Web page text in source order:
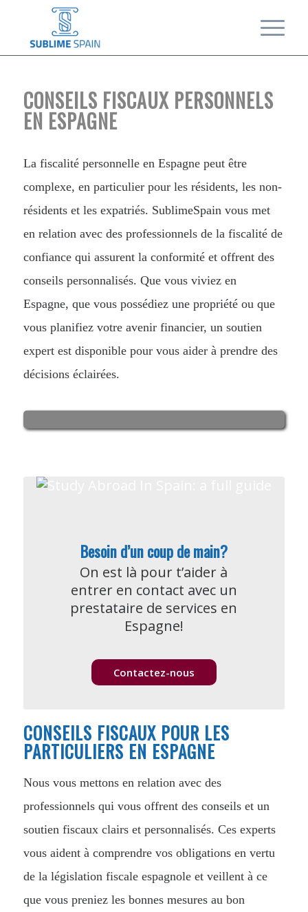
CONSEILS FISCAUX PERSONNELS
EN ESPAGNE
La fiscalité personnelle en Espagne peut être
complexe, en particulier pour les résidents, les non-
résidents et les expatriés. SublimeSpain vous met
en relation avec des professionnels de la fiscalité de
confiance qui assurent la conformité et offrent des
conseils personnalisés. Que vous viviez en
Espagne, que vous possédiez une propriété ou que
vous planifiez votre avenir financier, un soutien
expert est disponible pour vous aider à prendre des
décisions éclairées.
Besoin d’un coup de main?
On est là pour t’aider à
entrer en contact avec un
prestataire de services en
Espagne!
Contactez-nous
CONSEILS FISCAUX POUR LES
PARTICULIERS EN ESPAGNE
Nous vous mettons en relation avec des
professionnels qui vous offrent des conseils et un
soutien fiscaux clairs et personnalisés. Ces experts
vous aident à comprendre vos obligations en vertu
de la législation fiscale espagnole et veillent à ce
que vous preniez les bonnes mesures au bon